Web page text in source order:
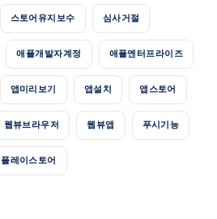
스토어유지보수 심사거절
애플개발자계정 애플엔터프라이즈
앱미리보기 앱설치 앱스토어
웹뷰브라우저 웹뷰앱 푸시기능
플레이스토어